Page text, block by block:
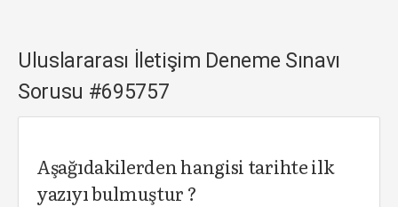
Uluslararası İletişim Deneme Sınavı
Sorusu #695757
Aşağıdakilerden hangisi tarihte ilk
yazıyı bulmuştur ?